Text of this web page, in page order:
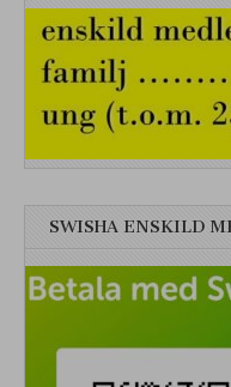
SWISHA ENSKILD